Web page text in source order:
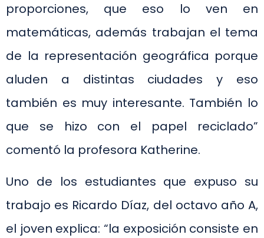
proporciones, que eso lo ven en
matemáticas, además trabajan el tema
de la representación geográfica porque
aluden a distintas ciudades y eso
también es muy interesante. También lo
que se hizo con el papel reciclado”
comentó la profesora Katherine.
Uno de los estudiantes que expuso su
trabajo es Ricardo Díaz, del octavo año A,
el joven explica: “la exposición consiste en